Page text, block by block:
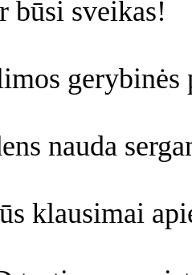
būsi sveikas!
nauda
klausimai